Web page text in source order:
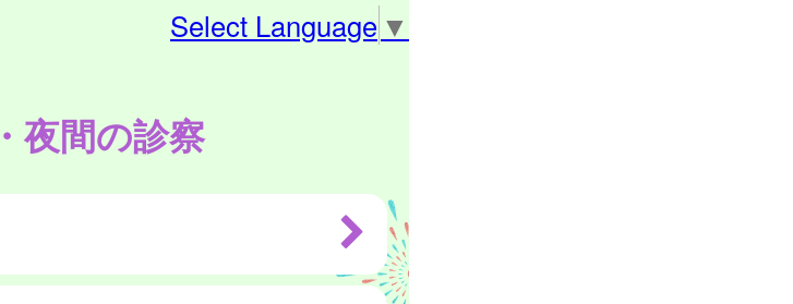
Select Language ▼
夜間の診察